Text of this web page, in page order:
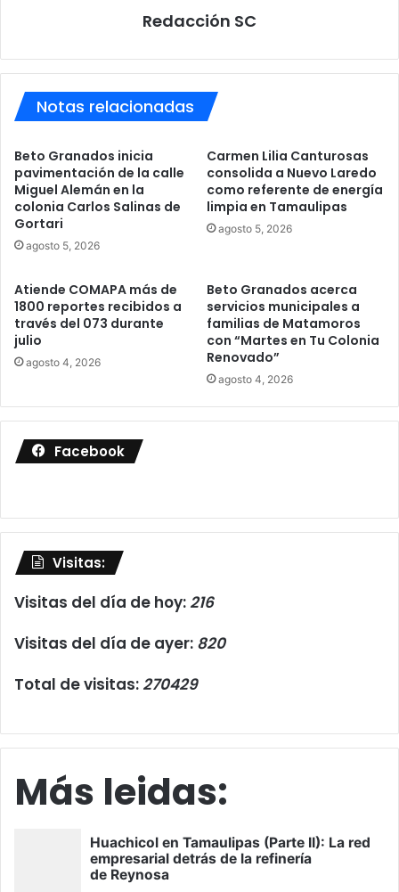
Redacción SC
Notas relacionadas
Beto Granados inicia
pavimentación de la calle
Miguel Alemán en la
colonia Carlos Salinas de
Gortari
agosto 5, 2026
Carmen Lilia Canturosas
consolida a Nuevo Laredo
como referente de energía
limpia en Tamaulipas
agosto 5, 2026
Atiende COMAPA más de
1800 reportes recibidos a
través del 073 durante
julio
agosto 4, 2026
Beto Granados acerca
servicios municipales a
familias de Matamoros
con “Martes en Tu Colonia
Renovado”
agosto 4, 2026
Facebook
Visitas:
Visitas del día de hoy: 216
Visitas del día de ayer: 820
Total de visitas: 270429
Más leidas: